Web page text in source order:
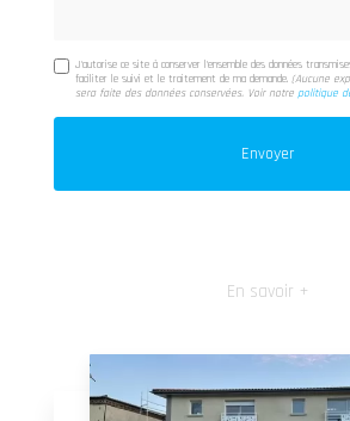
J'autorise ce site à conserver l'ensemble des données
faciliter le suivi et le traitement de ma demande.(Aucune
sera faite des données conservées. Voir notrepolitique
En savoir +